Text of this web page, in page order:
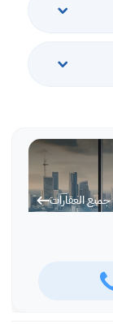
العقارات
ماركت وما إلى